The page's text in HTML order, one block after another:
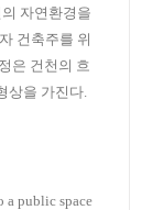
자연환경을
건축주를 위
은 건천의 흐
상을 가진다.
a public space